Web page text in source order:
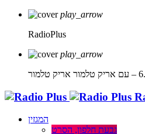
play_arrow
RadioPlus
play_arrow
אריק טלמור
המגזין
גבעת חלפון, הסרט